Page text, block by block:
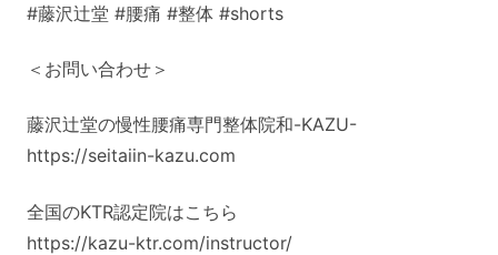
#藤沢辻堂 #腰痛 #整体 #shorts
＜お問い合わせ＞
藤沢辻堂の慢性腰痛専門整体院和-KAZU-
https://seitaiin-kazu.com
全国のKTR認定院はこちら
https://kazu-ktr.com/instructor/